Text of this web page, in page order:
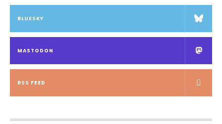
BLUESKY
MASTODON
RSS FEED